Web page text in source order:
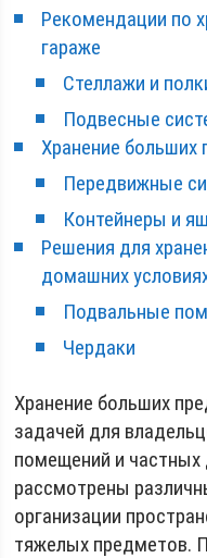
Рекомендации по
гараже
Стеллажи и
Подвесные
Хранение больших
Передвижные
Контейнеры и
Решения для
домашних
Подвальные
Чердаки
Хранение больших
задачей для
помещений и частных
рассмотрены
организации
тяжелых предметов.